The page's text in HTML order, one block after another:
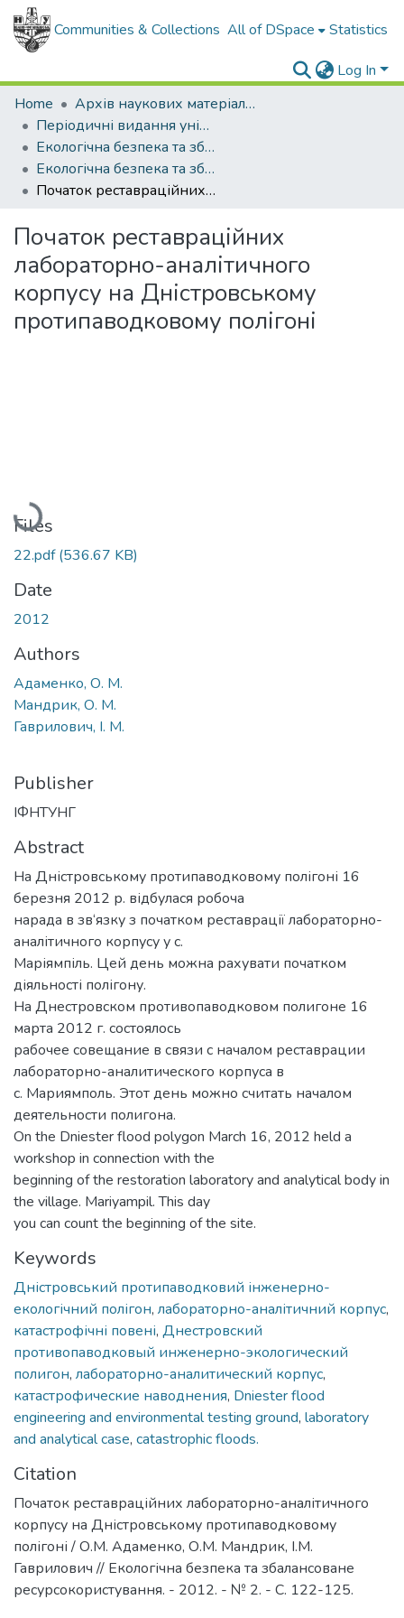
Communities & Collections All of DSpace Statistics
Log In
Home
Архів наукових матеріалів
Періодичні видання університету
Екологічна безпека та збалансоване ресурсокористування
Екологічна безпека та збалансоване ресурсокористування - 2012. - №2 (6)
Початок реставраційних лабораторно-аналітичного корпусу на Дністровському протипаводковому полігоні
Початок реставраційних
лабораторно-аналітичного
корпусу на Дністровському
протипаводковому полігоні
Loading...
Files
22.pdf(536.67 KB)
Date
2012
Authors
Адаменко, О. М.
Мандрик, О. М.
Гаврилович, І. М.
Publisher
ІФНТУНГ
Abstract
На Дністровському протипаводковому полігоні 16
березня 2012 р. відбулася робоча
нарада в зв‘язку з початком реставрації лабораторно-
аналітичного корпусу у с.
Маріямпіль. Цей день можна рахувати початком
діяльності полігону.
На Днестровском противопаводковом полигоне 16
марта 2012 г. состоялось
рабочее совещание в связи с началом реставрации
лабораторно-аналитического корпуса в
с. Мариямполь. Этот день можно считать началом
деятельности полигона.
On the Dniester flood polygon March 16, 2012 held a
workshop in connection with the
beginning of the restoration laboratory and analytical body in
the village. Mariyampil. This day
you can count the beginning of the site.
Keywords
Дністровський протипаводковий інженерно-
екологічний полігон, лабораторно-аналітичний корпус,
катастрофічні повені, Днестровский
противопаводковый инженерно-экологический
полигон, лабораторно-аналитический корпус,
катастрофические наводнения, Dniester flood
engineering and environmental testing ground, laboratory
and analytical case, catastrophic floods.
Citation
Початок реставраційних лабораторно-аналітичного
корпусу на Дністровському протипаводковому
полігоні / О.М. Адаменко, О.М. Мандрик, І.М.
Гаврилович // Екологічна безпека та збалансоване
ресурсокористування. - 2012. - № 2. - С. 122-125.